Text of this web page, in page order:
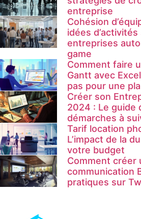
entreprise
Cohésion
idées
entreprises
game
Comment faire
Gantt avec
pas pour une
Créer son
2024 : Le guide
démarches à
Tarif location
L’impact de la
votre budget
Comment créer
communication
pratiques sur